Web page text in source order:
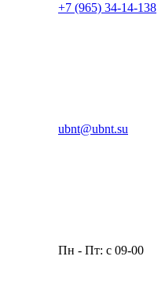
+7 (965) 34-14-138
ubnt@ubnt.su
Пн - Пт: с 09-00